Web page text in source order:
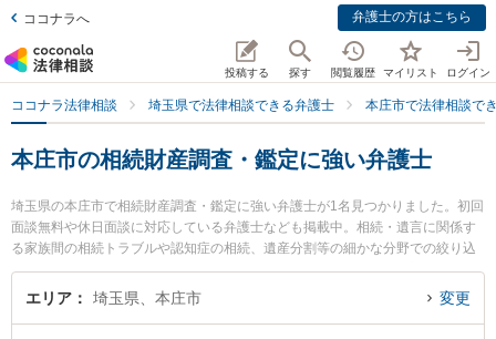
ココナラへ 弁護士の方はこちら
投稿する 探す 閲覧履歴 マイリスト ログイン
ココナラ法律相談 埼玉県で法律相談できる弁護士 本庄市で法律相談で
本庄市の相続財産調査・鑑定に強い弁護士
埼玉県の本庄市で相続財産調査・鑑定に強い弁護士が1名見つかりました。初回
面談無料や休日面談に対応している弁護士なども掲載中。相続・遺言に関係す
る家族間の相続トラブルや認知症の相続、遺産分割等の細かな分野での絞り込
み検索もでき便利です。特に金井法律事務所の金井 英幸弁護士のプロフィール
情報や弁護士費用、強みなどが注目されています。『本庄市で土日や夜間に発
エリア 埼玉県、本庄市 変更